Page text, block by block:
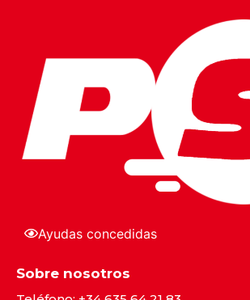
Ayudas concedidas
Sobre nosotros